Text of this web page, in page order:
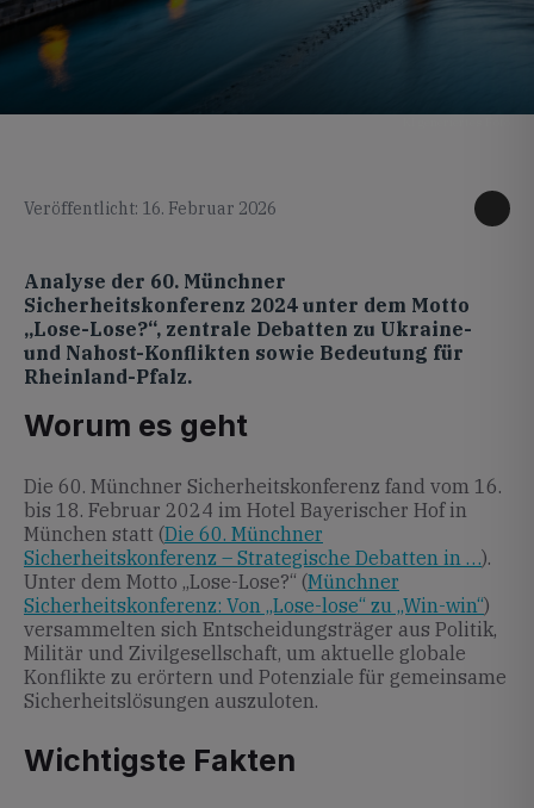
Veröffentlicht: 16. Februar 2026
Analyse der 60. Münchner
Sicherheitskonferenz 2024 unter dem Motto
„Lose-Lose?“, zentrale Debatten zu Ukraine-
und Nahost-Konflikten sowie Bedeutung für
Rheinland-Pfalz.
Worum es geht
Die 60. Münchner Sicherheitskonferenz fand vom 16.
bis 18. Februar 2024 im Hotel Bayerischer Hof in
München statt (Die 60. Münchner
Sicherheitskonferenz – Strategische Debatten in …).
Unter dem Motto „Lose-Lose?“ (Münchner
Sicherheitskonferenz: Von „Lose-lose“ zu „Win-win“)
versammelten sich Entscheidungsträger aus Politik,
Militär und Zivilgesellschaft, um aktuelle globale
Konflikte zu erörtern und Potenziale für gemeinsame
Sicherheitslösungen auszuloten.
Wichtigste Fakten